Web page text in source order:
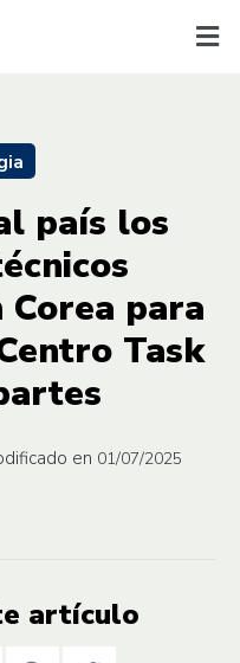
país los
Corea para
Task
en 01/07/2025
artículo